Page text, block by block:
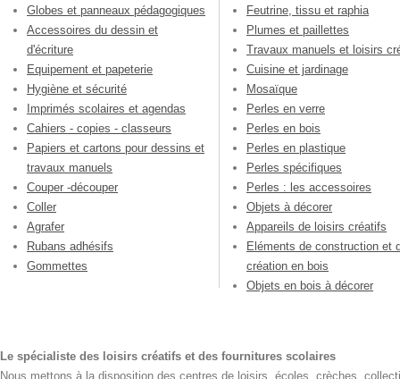
Globes et panneaux pédagogiques
Accessoires du dessin et
d'écriture
Equipement et papeterie
Hygiène et sécurité
Imprimés scolaires et agendas
Cahiers - copies - classeurs
Papiers et cartons pour dessins et
travaux manuels
Couper -découper
Coller
Agrafer
Rubans adhésifs
Gommettes
Feutrine, tissu et raphia
Plumes et paillettes
Travaux manuels et loisirs
Cuisine et jardinage
Mosaïque
Perles en verre
Perles en bois
Perles en plastique
Perles spécifiques
Perles : les accessoires
Objets à décorer
Appareils de loisirs créatifs
Eléments de construction et
création en bois
Objets en bois à décorer
Le spécialiste des loisirs créatifs et des fournitures scolaires
Nous mettons à la disposition des centres de loisirs, écoles, crèches,